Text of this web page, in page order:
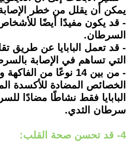
يمكن أن يقلل من خطر
- قد يكون مفيدًا أيضًا
السرطان.
- قد تعمل البابايا عن طريق
التي تساهم في الإصابة
- من بين 14 نوعًا من
الخصائص المضادة للأكسدة
البابايا فقط نشاطًا مضادًا
سرطان الثدي.
4- قد تحسن صحة القلب: